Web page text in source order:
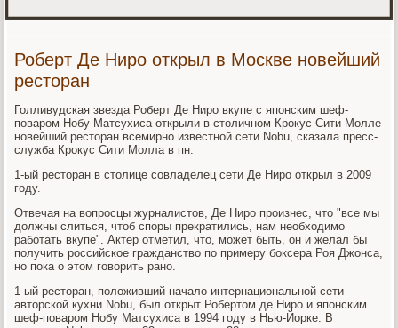
Роберт Де Ниро открыл в Москве новейший
ресторан
Голливудская звезда Роберт Де Ниро вкупе с японским шеф-
поваром Нобу Матсухиса открыли в столичном Крокус Сити Молле
новейший ресторан всемирно известной сети Nobu, сказала пресс-
служба Крокус Сити Молла в пн.
1-ый ресторан в столице совладелец сети Де Ниро открыл в 2009
году.
Отвечая на вопросцы журналистов, Де Ниро произнес, что "все мы
должны слиться, чтоб споры прекратились, нам необходимо
работать вкупе". Актер отметил, что, может быть, он и желал бы
получить российское гражданство по примеру боксера Роя Джонса,
но пока о этом говорить рано.
1-ый ресторан, положивший начало интернациональной сети
авторской кухни Nobu, был открыт Робертом де Ниро и японским
шеф-поваром Нобу Матсухиса в 1994 году в Нью-Йорке. В